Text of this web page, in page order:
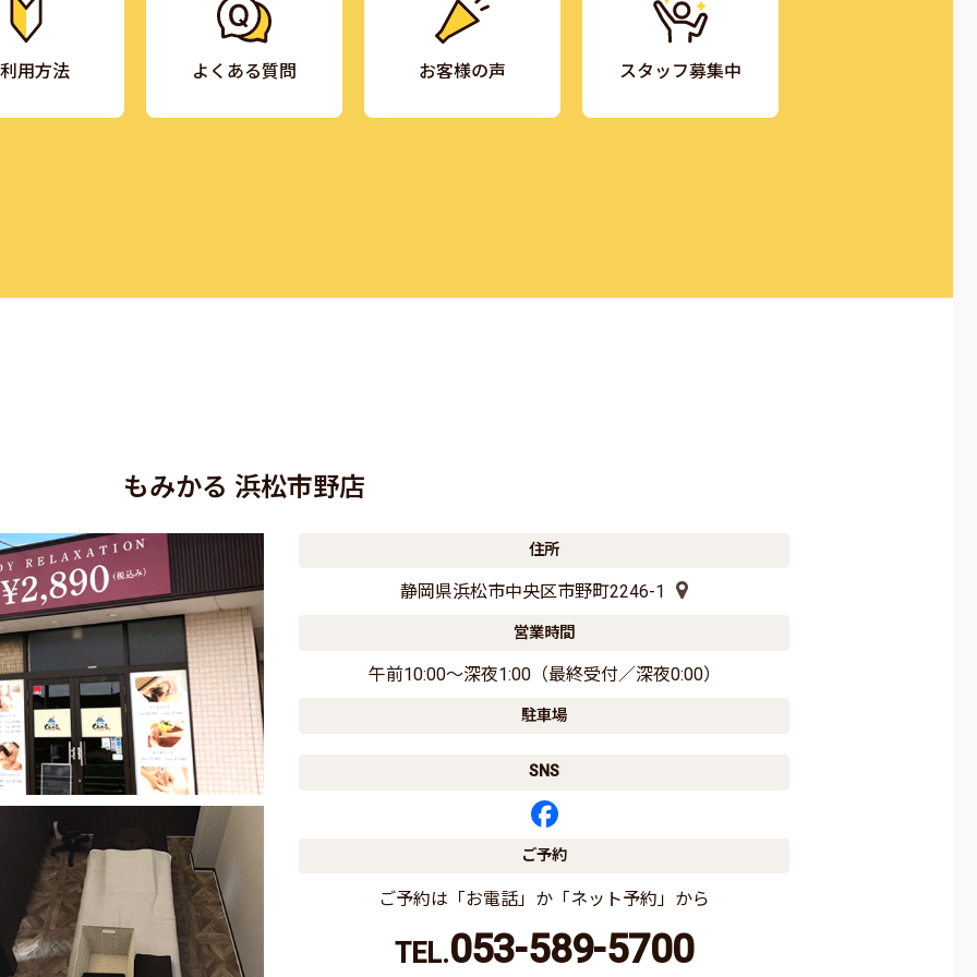
用方法 よくある質問 お客様の声 スタッフ募集中
もみかる 浜松市野店
住所
静岡県浜松市中央区市野町2246-1
営業時間
午前10:00〜深夜1:00（最終受付／深夜0:00）
駐車場
SNS
ご予約
ご予約は「お電話」か「ネット予約」から
TEL.053-589-5700